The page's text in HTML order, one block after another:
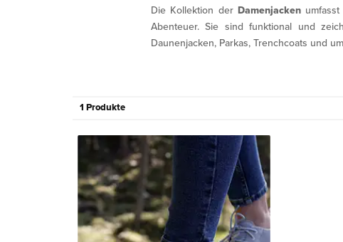
Die Kollektion derDamenjacken
Abenteuer. Sie sind funktional und
Daunenjacken, Parkas, Trenchcoats und
1 Produkte